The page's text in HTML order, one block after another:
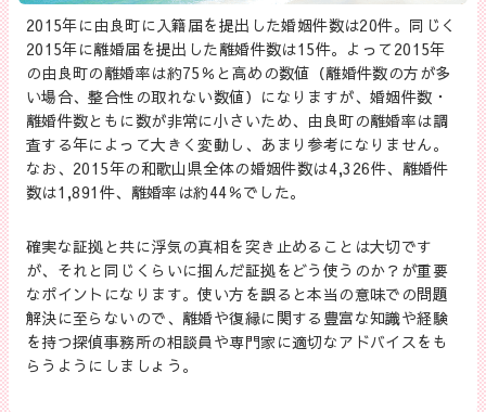
2015年に由良町に入籍届を提出した婚姻件数は20件。同じく
2015年に離婚届を提出した離婚件数は15件。よって2015年
の由良町の離婚率は約75％と高めの数値（離婚件数の方が多
い場合、整合性の取れない数値）になりますが、婚姻件数・
離婚件数ともに数が非常に小さいため、由良町の離婚率は調
査する年によって大きく変動し、あまり参考になりません。
なお、2015年の和歌山県全体の婚姻件数は4,326件、離婚件
数は1,891件、離婚率は約44％でした。
確実な証拠と共に浮気の真相を突き止めることは大切です
が、それと同じくらいに掴んだ証拠をどう使うのか？が重要
なポイントになります。使い方を誤ると本当の意味での問題
解決に至らないので、離婚や復縁に関する豊富な知識や経験
を持つ探偵事務所の相談員や専門家に適切なアドバイスをも
らうようにしましょう。